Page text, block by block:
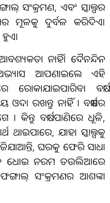
ସଂକ୍ରମଣ, ଏବଂ ସ୍କାଲ୍ପର
ମୂଳକୁ ଦୁର୍ବଳ କରିଦିଏ।
ନାହିଁ। ଦୈନନ୍ଦିନ
ଆପଣାଇଲେ ଏହି
ବର୍ଷା
ରଖନ୍ତୁ ନାହିଁ । ବର୍ଷାରେ
କିନ୍ତୁ ବର୍ଷା ପାଣିରେ ଧୂଳି,
ଥାଇପାରେ, ଯାହା ସ୍କାଲ୍ପକୁ
ଘରକୁ ଫେରି ସାଧା
ଧୋଇ ନରମ ତଉଲିଆରେ
ସଂକ୍ରମଣର ଆଶଙ୍କା